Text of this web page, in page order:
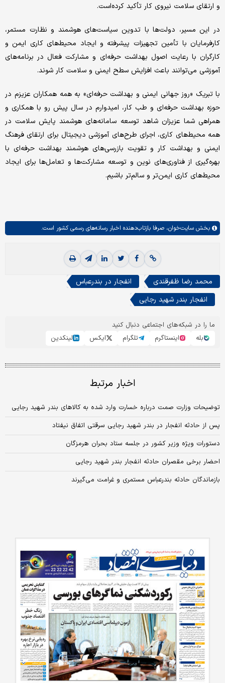
و ارتقای سلامت نیروی کار تأکید کرده‌است.
در این مسیر، دولت‌ها با تدوین سیاست‌های هوشمند و نظارت مستمر،
کارفرمایان با تأمین تجهیزات پیشرفته و ایجاد محیط‌های کاری ایمن و
کارگران با رعایت اصول بهداشت حرفه‌ای و مشارکت فعال در برنامه‌های
آموزشی می‌توانند باعث افزایش سطح ایمنی و سلامت کار شوند.
با تبریک «روز جهانی ایمنی و بهداشت حرفه‌ای» به همه همکاران عزیزم در
حوزه بهداشت حرفه‌ای و طب کار، امیدوارم در سال پیش رو با همکاری و
همراهی شما عزیزان شاهد توسعه سامانه‌های هوشمند پایش سلامت در
همه محیط‌های کاری، اجرای طرح‌های آموزشی دیجیتال برای ارتقای فرهنگ
ایمنی و بهداشت کار و تقویت بازرسی‌های هوشمند بهداشت حرفه‌ای با
بهره‌گیری از فناوری‌های نوین و توسعه مشارکت‌ها و تعامل‌ها برای ایجاد
محیط‌های کاری ایمن‌تر و سالم‌تر باشیم.
بخش سایت‌خوان، صرفا بازتاب‌دهنده اخبار رسانه‌های رسمی کشور است.
محمد رضا ظفرقندی
انفجار در بندرعباس
انفجار بندر شهید رجایی
ما را در شبکه‌های اجتماعی دنبال کنید
بله
اینستاگرم تلگرام ایکس لینکدین
اخبار مرتبط
توضیحات وزارت صمت درباره خسارت وارد شده به کالاهای بندر شهید رجایی
پس از حادثه انفجار در بندر شهید رجایی سرقتی اتفاق نیفتاد
دستورات ویژه وزیر کشور در جلسه ستاد بحران هرمزگان
احضار برخی مقصران حادثه انفجار بندر شهید رجایی
بازماندگان حادثه بندرعباس مستمری و غرامت می‌گیرند